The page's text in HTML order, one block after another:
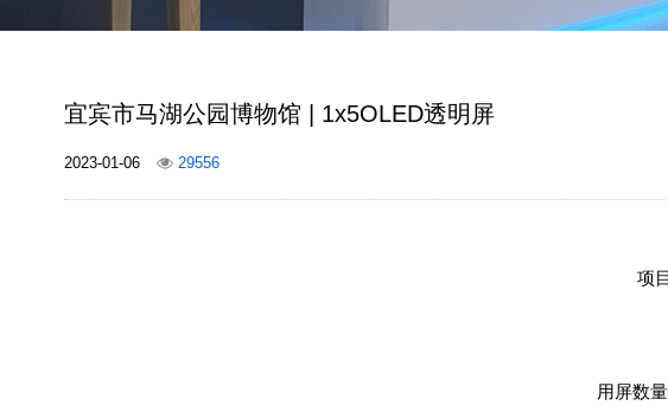
宜宾市马湖公园博物馆 | 1x5OLED透明屏
2023-01-06 29556
项
用屏数量